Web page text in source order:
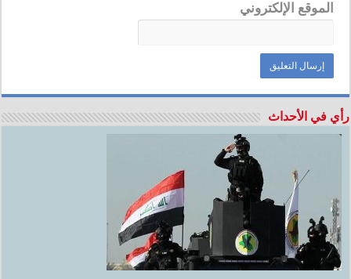
الموقع الإلكتروني
رأي في الأحداث